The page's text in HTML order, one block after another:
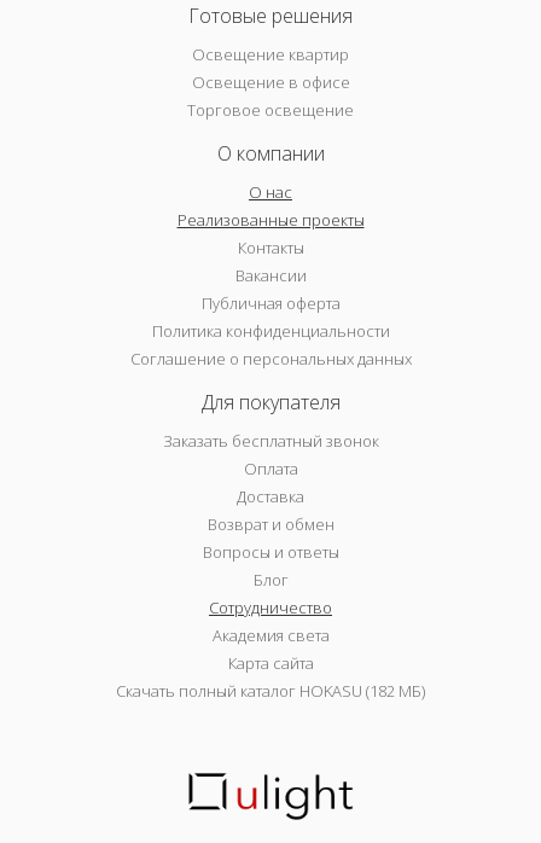
Готовые решения
Освещение квартир
Освещение в офисе
Торговое освещение
О компании
О нас
Реализованные проекты
Контакты
Вакансии
Публичная оферта
Политика конфиденциальности
Соглашение о персональных данных
Для покупателя
Заказать бесплатный звонок
Оплата
Доставка
Возврат и обмен
Вопросы и ответы
Блог
Сотрудничество
Академия света
Карта сайта
Скачать полный каталог HOKASU (182 МБ)